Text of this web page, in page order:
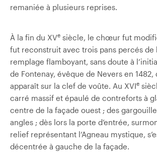
remaniée à plusieurs reprises.
À la fin du XVe siècle, le chœur fut
fut reconstruit avec trois pans percés de
remplage flamboyant, sans doute à
de Fontenay, évêque de Nevers en 1482,
apparaît sur la clef de voûte. Au XVIe
carré massif et épaulé de contreforts à
centre de la façade ouest ; des
angles ; dès lors la porte d’entrée,
relief représentant l’Agneau mystique,
décentrée à gauche de la façade.